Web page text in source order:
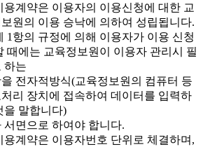
계약은 이용자의 이용신청에 대한 교
원의 이용 승낙에 의하여 성립됩니다.
1항의 규정에 의해 이용자가 이용 신청
때에는 교육정보원이 이용자 관리시 필
하는
전자적방식(교육정보원의 컴퓨터 등
리 장치에 접속하여 데이터를 입력하
을 말합니다)
서면으로 하여야 합니다.
계약은 이용자번호 단위로 체결하며,